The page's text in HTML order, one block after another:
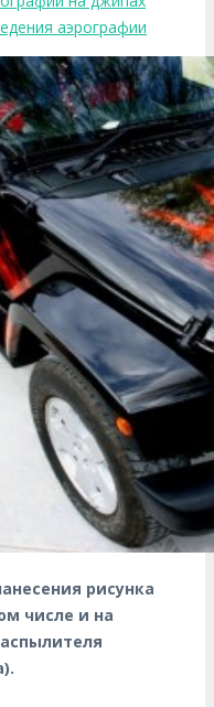
аэрографии
рисунка
числе и на